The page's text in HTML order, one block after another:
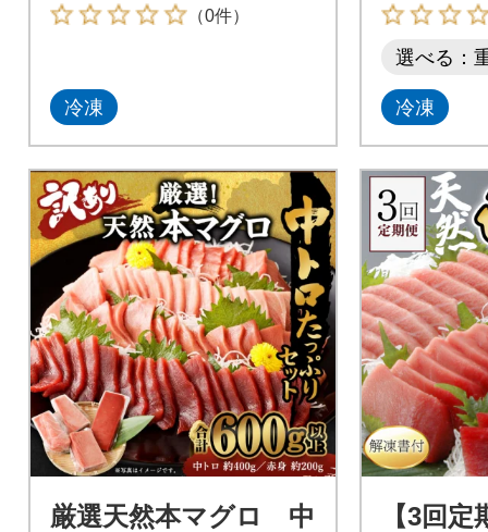
（0件）
冷凍
選べる：
冷凍
厳選天然本マグロ 中
【3回